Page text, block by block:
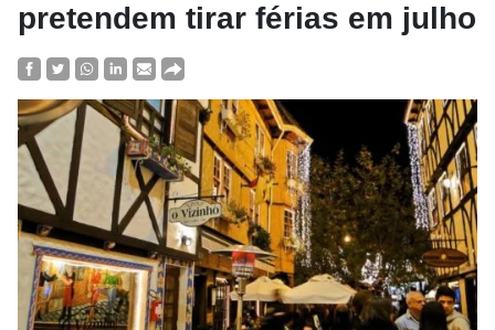
pretendem tirar férias em julho